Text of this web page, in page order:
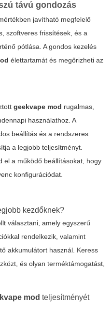
távú gondozás
javítható megfelelő
szoftveres frissítések, és a
pótlása. A gondos kezelés
élettartamát és megőrizheti az
geekvape mod rugalmas,
használathoz. A
beállítás és a rendszeres
a legjobb teljesítményt.
el a működő beállításokat, hogy
konfigurációdat.
kezdőknek?
választani, amely egyszerű
rendelkezik, valamint
akkumulátort használ. Keress
és olyan terméktámogatást,
mod teljesítményét